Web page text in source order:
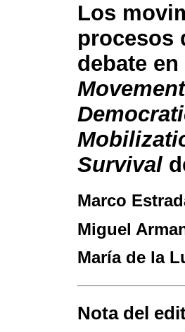
Los
procesos
debate
Survival
Marco
Miguel
María de la
Nota del